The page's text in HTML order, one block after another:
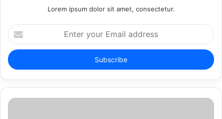
Lorem ipsum dolor sit amet, consectetur.
Enter
your
Email
address